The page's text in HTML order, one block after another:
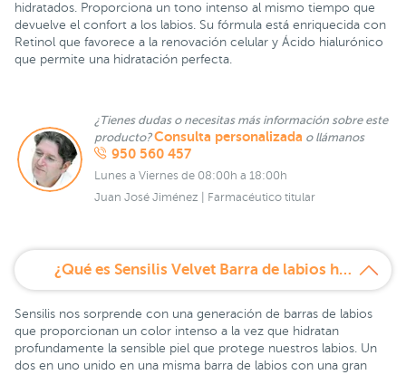
hidratados. Proporciona un tono intenso al mismo tiempo que
devuelve el confort a los labios. Su fórmula está enriquecida con
Retinol que favorece a la renovación celular y Ácido hialurónico
que permite una hidratación perfecta.
¿Tienes dudas o necesitas más información sobre este
producto?Consulta personalizada o llámanos
950 560 457
Lunes a Viernes de 08:00h a 18:00h
Juan José Jiménez | Farmacéutico titular
¿Qué es Sensilis Velvet Barra de labios hidratante Tono 214 Pourpre?
Sensilis nos sorprende con una generación de barras de labios
que proporcionan un color intenso a la vez que hidratan
profundamente la sensible piel que protege nuestros labios. Un
dos en uno unido en una misma barra de labios con una gran